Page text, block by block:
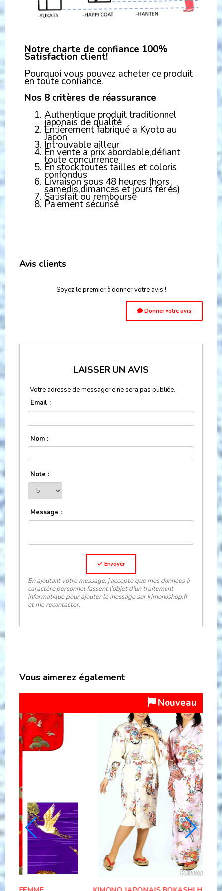
Notre charte de confiance 100%
Satisfaction client!
Pourquoi vous pouvez acheter ce produit
en toute confiance.
Nos 8 critères de réassurance
Authentique produit traditionnel
japonais de qualité
Entièrement fabriqué a Kyoto au
Japon
Introuvable ailleur
En vente a prix abordable,défiant
toute concurrence
En stock,toutes tailles et coloris
confondus
Livraison sous 48 heures (hors
samedis,dimances et jours fériés)
Satisfait ou remboursé
Paiement sécurisé
Avis clients
Soyez le premier à donner votre avis !
Donner votre avis
LAISSER UN AVIS
Votre adresse de messagerie ne sera pas publiée.
Email :
Nom :
Note :
Message :
Envoyer
En ajoutant votre message, j’accepte que mes données à
caractère personnel fassent l'objet d'un traitement
informatique pour ajouter le message sur kimonoshop.fr
et me recontacter.
Vous aimerez également
Nouveau